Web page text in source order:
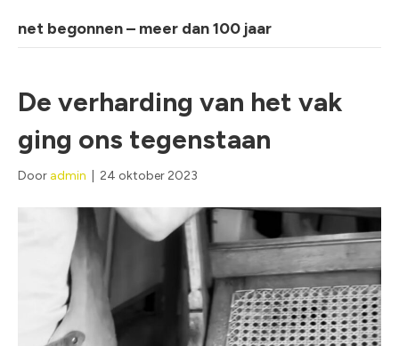
net begonnen – meer dan 100 jaar
De verharding van het vak
ging ons tegenstaan
Door admin 24 oktober 2023